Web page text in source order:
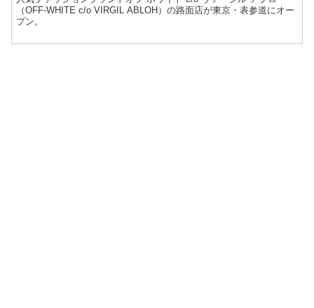
（OFF-WHITE c/o VIRGIL ABLOH）の路面店が東京・表参道にオー
プン。